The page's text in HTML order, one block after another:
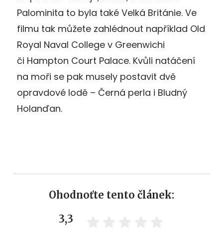
Palominita to byla také Velká Británie. Ve
filmu tak můžete zahlédnout například Old
Royal Naval College v Greenwichi
či Hampton Court Palace. Kvůli natáčení
na moři se pak musely postavit dvě
opravdové lodě – Černá perla i Bludný
Holanďan.
Ohodnoťte tento článek:
3,3